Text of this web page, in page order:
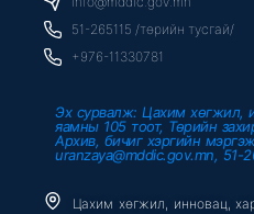
k
f
51-265115 /төрийн тусгай/
+976-11330781
Эх сурвалж: Цахим хөгжил,
яамны 105 тоот, Төрийн
Архив, бичиг хэргийн
uranzaya@mddic.gov.mn, 51-
Цахим хөгжил, инновац,